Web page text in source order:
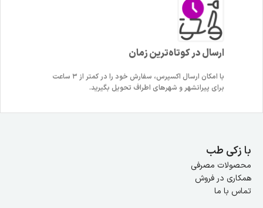
ارسال در کوتاه‌ترین زمان
با امکان ارسال اکسپرس، سفارش خود را در کمتر از ۳ ساعت
برای پیرانشهر و شهرهای اطراف تحویل بگیرید.
با زکی طب
محصولات مصرفی
همکاری در فروش
تماس با ما